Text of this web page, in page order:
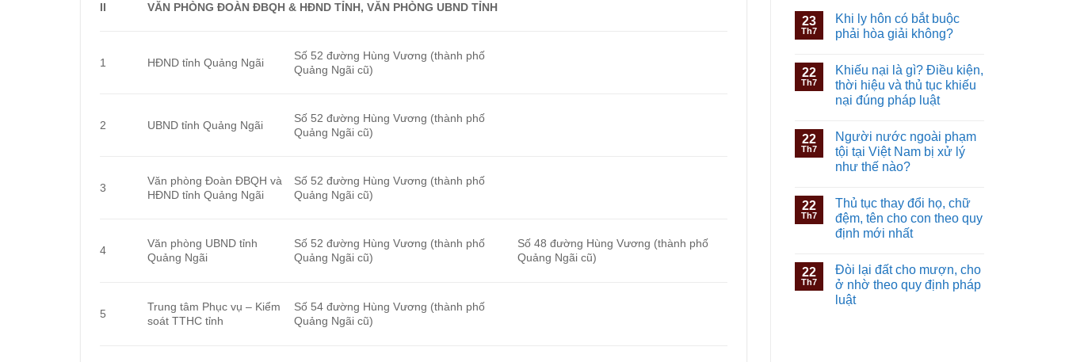
II VĂN PHÒNG ĐOÀN ĐBQH & HĐND TỈNH, VĂN PHÒNG UBND TỈNH
1 HĐND tỉnh Quảng Ngãi
Số 52 đường Hùng Vương (thành phố
Quảng Ngãi cũ)
2 UBND tỉnh Quảng Ngãi
Số 52 đường Hùng Vương (thành phố
Quảng Ngãi cũ)
3
Văn phòng Đoàn ĐBQH và
HĐND tỉnh Quảng Ngãi
Số 52 đường Hùng Vương (thành phố
Quảng Ngãi cũ)
4
Văn phòng UBND tỉnh
Quảng Ngãi
Số 52 đường Hùng Vương (thành phố
Quảng Ngãi cũ)
Số 48 đường Hùng Vương (thành phố
Quảng Ngãi cũ)
5
Trung tâm Phục vụ – Kiểm
soát TTHC tỉnh
Số 54 đường Hùng Vương (thành phố
Quảng Ngãi cũ)
23
Th7
Khi ly hôn có bắt buộc
phải hòa giải không?
22
Th7
Khiếu nại là gì? Điều kiện,
thời hiệu và thủ tục khiếu
nại đúng pháp luật
22
Th7
Người nước ngoài phạm
tội tại Việt Nam bị xử lý
như thế nào?
22
Th7
Thủ tục thay đổi họ, chữ
đệm, tên cho con theo quy
định mới nhất
22
Th7
Đòi lại đất cho mượn, cho
ở nhờ theo quy định pháp
luật